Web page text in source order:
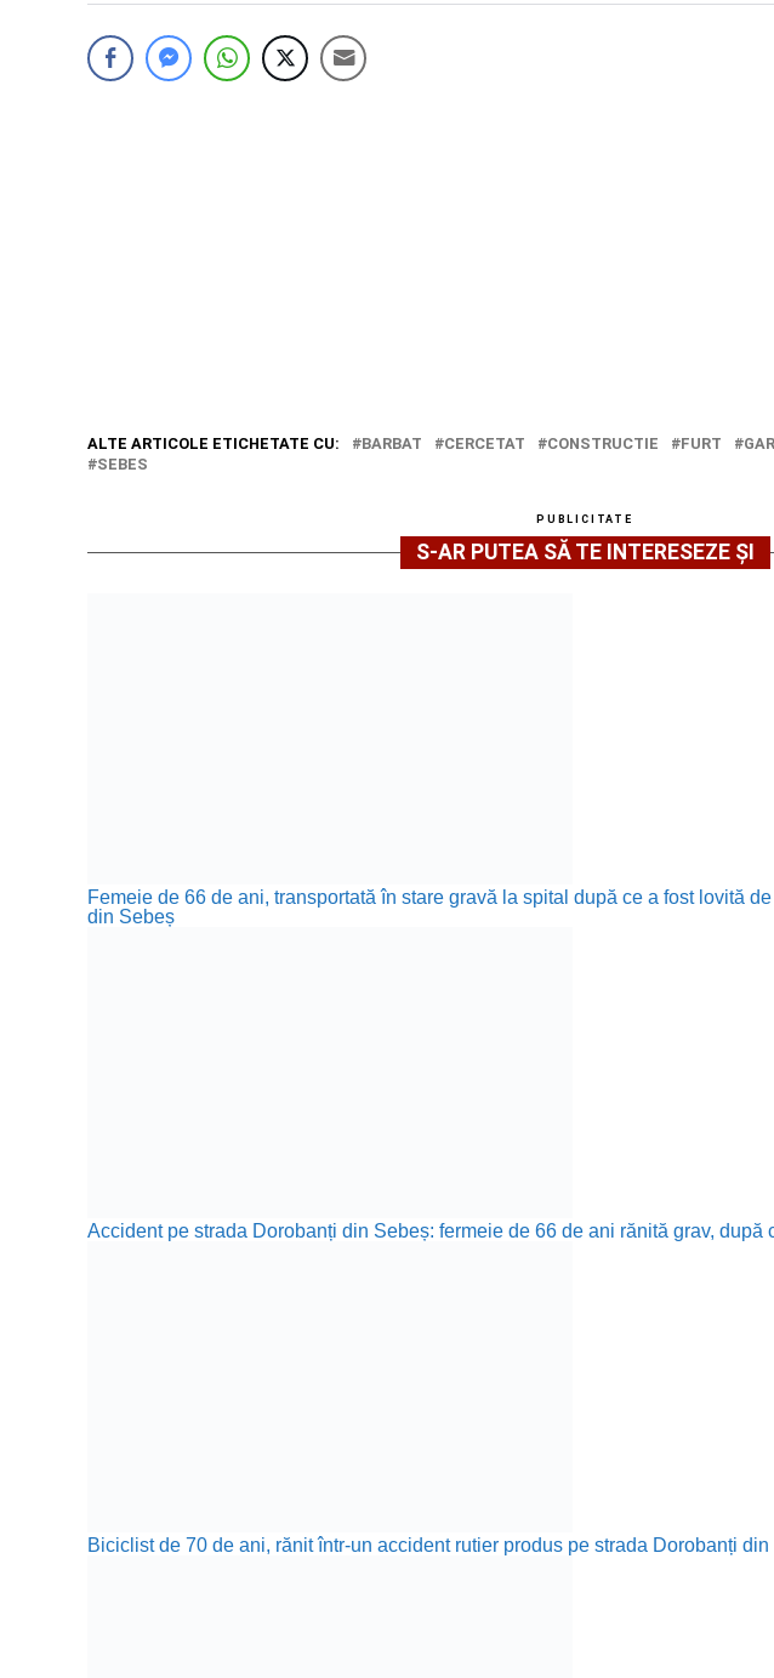
ALTE ARTICOLE ETICHETATE CU: BARBAT CERCETAT CONSTRUCTIE FURT
SEBES
PUBLICITATE
S-AR PUTEA SĂ TE INTERESEZE ȘI
Femeie de 66 de ani, transportată în stare gravă la spital după ce a fost lovită
din Sebeș
Accident pe strada Dorobanți din Sebeș: fermeie de 66 de ani rănită grav, după
Biciclist de 70 de ani, rănit într-un accident rutier produs pe strada Dorobanți